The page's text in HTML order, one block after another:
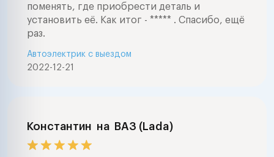
поменять, где приобрести деталь и
установить её. Как итог - ***** . Спасибо, ещё
раз.
2022-12-21
Автоэлектрик с выездом
Константин на ВАЗ (Lada)